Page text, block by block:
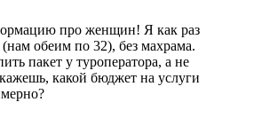
про женщин! Я как раз
обеим по 32), без махрама.
пакет у туроператора, а не
какой бюджет на услуги